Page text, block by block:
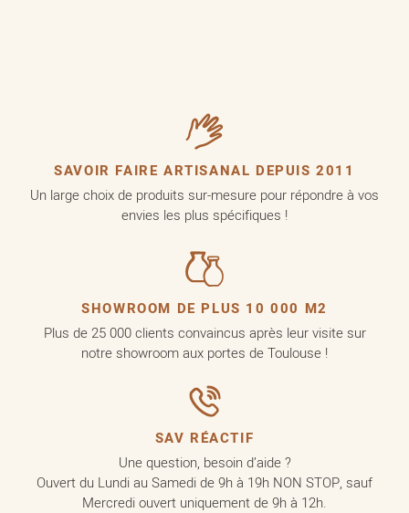
SAVOIR FAIRE ARTISANAL DEPUIS 2011
Un large choix de produits sur-mesure pour répondre à vos
envies les plus spécifiques !
SHOWROOM DE PLUS 10 000 M2
Plus de 25 000 clients convaincus après leur visite sur
notre showroom aux portes de Toulouse !
SAV RÉACTIF
Une question, besoin d’aide ?
Ouvert du Lundi au Samedi de 9h à 19h NON STOP, sauf
Mercredi ouvert uniquement de 9h à 12h.